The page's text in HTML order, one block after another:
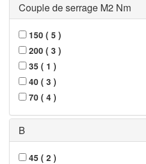
Couple de serrage M2 Nm
150 ( 5 )
200 ( 3 )
35 ( 1 )
40 ( 3 )
70 ( 4 )
B
45 ( 2 )